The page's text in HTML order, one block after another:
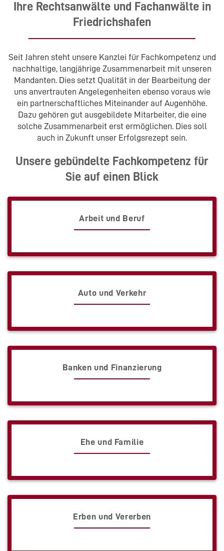
Ihre Rechtsanwälte und Fachanwälte in
Friedrichshafen
Seit Jahren steht unsere Kanzlei für Fachkompetenz und
nachhaltige, langjährige Zusammenarbeit mit unseren
Mandanten. Dies setzt Qualität in der Bearbeitung der
uns anvertrauten Angelegenheiten ebenso voraus wie
ein partnerschaftliches Miteinander auf Augenhöhe.
Dazu gehören gut ausgebildete Mitarbeiter, die eine
solche Zusammenarbeit erst ermöglichen. Dies soll
auch in Zukunft unser Erfolgsrezept sein.
Unsere gebündelte Fachkompetenz für
Sie auf einen Blick
Arbeit und Beruf
Auto und Verkehr
Banken und Finanzierung
Ehe und Familie
Erben und Vererben